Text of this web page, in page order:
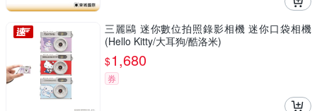
三麗鷗 迷你數位拍照錄影相機 迷你口袋相機
(Hello Kitty/大耳狗/酷洛米)
$1,680
券